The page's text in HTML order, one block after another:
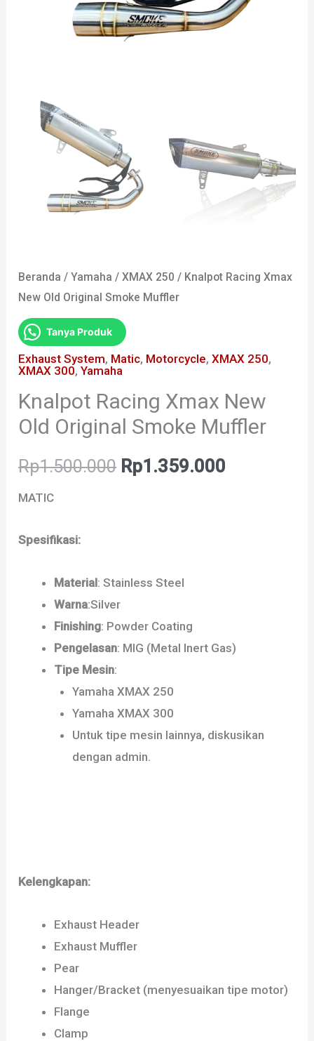
Beranda /Yamaha /XMAX 250 / Knalpot Racing Xmax
New Old Original Smoke Muffler
Tanya Produk
Exhaust System, Matic, Motorcycle,XMAX 250,
XMAX 300,Yamaha
Knalpot Racing Xmax New
Old Original Smoke Muffler
Rp1.500.000 Rp1.359.000
MATIC
Spesifikasi:
Material: Stainless Steel
Warna:Silver
Finishing: Powder Coating
Pengelasan: MIG (Metal Inert Gas)
Tipe Mesin:
Yamaha XMAX 250
Yamaha XMAX 300
Untuk tipe mesin lainnya, diskusikan
dengan admin.
Kelengkapan:
Exhaust Header
Exhaust Muffler
Pear
Hanger/Bracket (menyesuaikan tipe motor)
Flange
Clamp